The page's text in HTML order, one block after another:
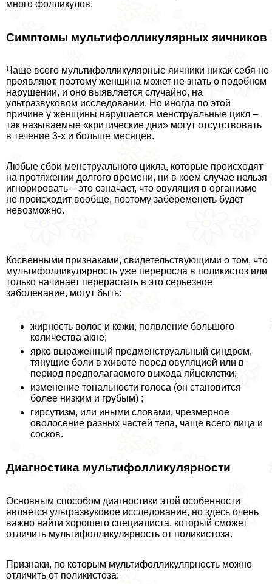
много фолликулов.
Симптомы мультифолликулярных яичников
Чаще всего мультифолликулярные яичники никак себя не
проявляют, поэтому женщина может не знать о подобном
нарушении, и оно выявляется случайно, на
ультразвуковом исследовании. Но иногда по этой
причине у женщины нарушается менструальные цикл –
так называемые «критические дни» могут отсутствовать
в течение 3-х и больше месяцев.
Любые сбои менструального цикла, которые происходят
на протяжении долгого времени, ни в коем случае нельзя
игнорировать – это означает, что овуляция в организме
не происходит вообще, поэтому забеременеть будет
невозможно.
Косвенными признаками, свидетельствующими о том, что
мультифолликулярность уже переросла в поликистоз или
только начинает перерастать в это серьезное
заболевание, могут быть:
жирность волос и кожи, появление большого
количества акне;
ярко выраженный предменструальный синдром,
тянущие боли в животе перед овуляцией или в
период предполагаемого выхода яйцеклетки;
изменение тональности голоса (он становится
более низким и грубым) ;
гирсутизм, или иными словами, чрезмерное
оволосение разных частей тела, чаще всего лица и
сосков.
Диагностика мультифолликулярности
Основным способом диагностики этой особенности
является ультразвуковое исследование, но здесь очень
важно найти хорошего специалиста, который сможет
отличить мультифолликулярность от поликистоза.
Признаки, по которым мультифолликулярность можно
отличить от поликистоза: